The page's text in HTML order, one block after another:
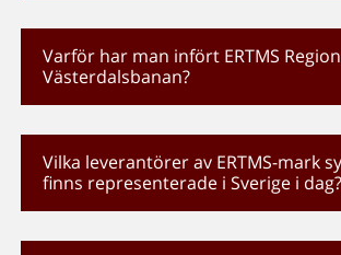
Varför har man infört ERTMS
Västerdalsbanan?
Vilka leverantörer av ERTMS-mark
finns representerade i Sverige i dag?